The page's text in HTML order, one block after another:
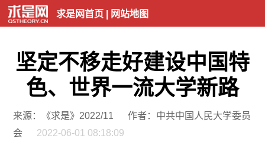
求是网首页| 网站地图
坚定不移走好建设中国特
色、世界一流大学新路
来源：《求是》2022/11
作者：中共中国人民大学委员
会
2022-06-01 08:18:09